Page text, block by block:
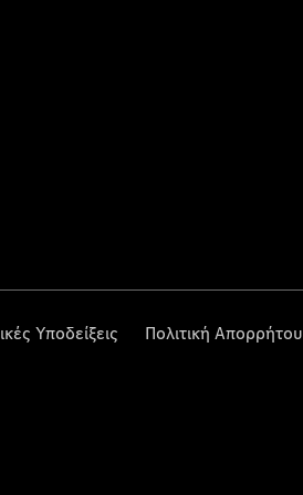
Υποδείξεις Πολιτική Απορρήτου